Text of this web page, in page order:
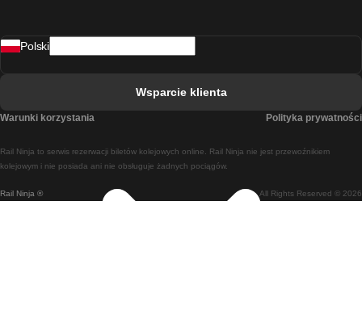
Pociąg Madryt - Lizbona
Pociąg Madryt - Barcelona
Rail Ninja ® All Rights Reserved © 2026
Rail Ninja to serwis rezerwacji biletów kolejowych online. Rail Ninja nie jest przewoźnikiem
kolejowym i nie posiada ani nie obsługuje żadnych pociągów.
Polski
Wsparcie klienta
Warunki korzystania Polityka prywatności